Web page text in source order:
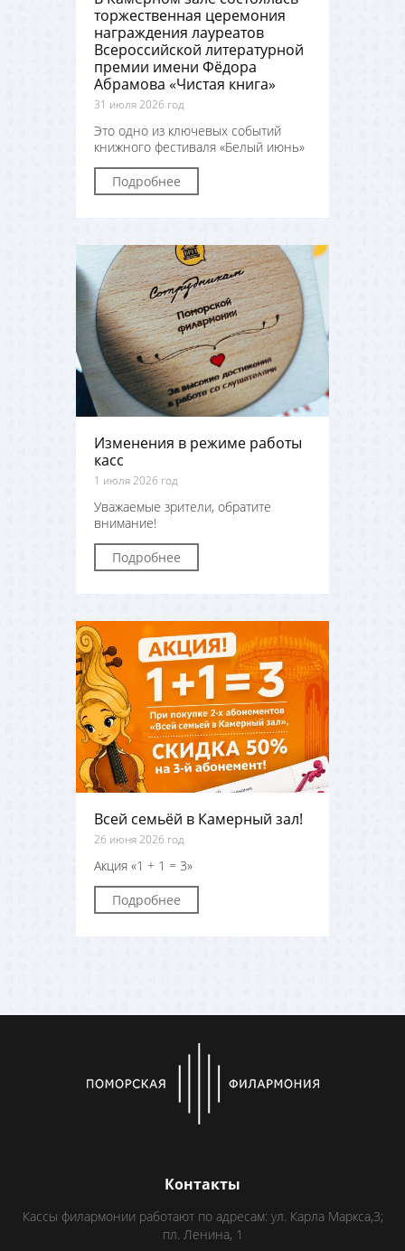
торжественная церемония
награждения лауреатов
Всероссийской литературной
премии имени Фёдора
Абрамова «Чистая книга»
31 июля 2026 год
Это одно из ключевых событий
книжного фестиваля «Белый июнь»
Подробнее
Изменения в режиме работы
касс
1 июля 2026 год
Уважаемые зрители, обратите
внимание!
Подробнее
Всей семьёй в Камерный зал!
26 июня 2026 год
Акция «1 + 1 = 3»
Подробнее
Контакты
Кассы филармонии работают по адресам: ул. Карла Маркса,3;
пл. Ленина, 1